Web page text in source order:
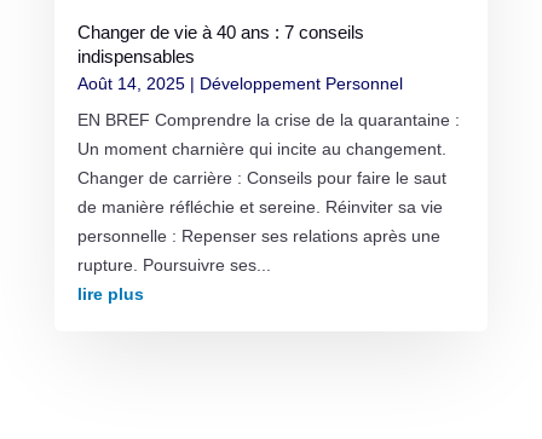
Changer de vie à 40 ans : 7 conseils
indispensables
Août 14, 2025| Développement Personnel
EN BREF Comprendre la crise de la quarantaine :
Un moment charnière qui incite au changement.
Changer de carrière : Conseils pour faire le saut
de manière réfléchie et sereine. Réinviter sa vie
personnelle : Repenser ses relations après une
rupture. Poursuivre ses...
lire plus